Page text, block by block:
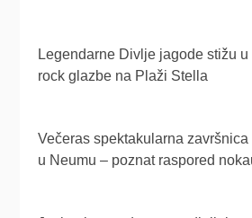
Legendarne Divlje jagode stižu u
rock glazbe na Plaži Stella
Večeras spektakularna
u Neumu – poznat raspored